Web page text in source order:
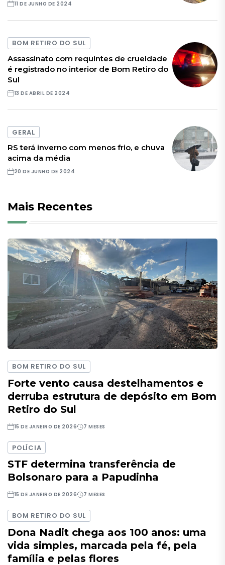
11 DE JUNHO DE 2024
BOM RETIRO DO SUL
Assassinato com requintes de crueldade
é registrado no interior de Bom Retiro do
Sul
13 DE ABRIL DE 2024
GERAL
RS terá inverno com menos frio, e chuva
acima da média
20 DE JUNHO DE 2024
Mais Recentes
BOM RETIRO DO SUL
Forte vento causa destelhamentos e
derruba estrutura de depósito em Bom
Retiro do Sul
15 DE JANEIRO DE 2026 7 MESES
POLÍCIA
STF determina transferência de
Bolsonaro para a Papudinha
15 DE JANEIRO DE 2026 7 MESES
BOM RETIRO DO SUL
Dona Nadit chega aos 100 anos: uma
vida simples, marcada pela fé, pela
família e pelas flores